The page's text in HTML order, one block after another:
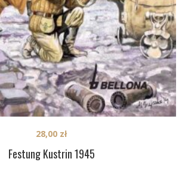
Festung Kustrin 1945
28,00 zł